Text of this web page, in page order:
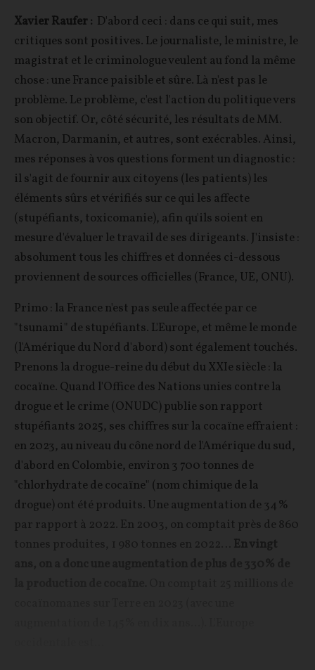
Xavier Raufer : D'abord ceci : dans ce qui suit, mes
critiques sont positives. Le journaliste, le ministre, le
magistrat et le criminologue veulent au fond la même
chose : une France paisible et sûre. Là n'est pas le
problème. Le problème, c'est l'action du politique vers
son objectif. Or, côté sécurité, les résultats de MM.
Macron, Darmanin, et autres, sont exécrables. Ainsi,
mes réponses à vos questions forment un diagnostic :
il s'agit de fournir aux citoyens (les patients) les
éléments sûrs et vérifiés sur ce qui les affecte
(stupéfiants, toxicomanie), afin qu'ils soient en
mesure d'évaluer le travail de ses dirigeants. J'insiste :
absolument tous les chiffres et données ci-dessous
proviennent de sources officielles (France, UE, ONU).
Primo : la France n'est pas seule affectée par ce
"tsunami" de stupéfiants. L'Europe, et même le monde
(l'Amérique du Nord d'abord) sont également touchés.
Prenons la drogue-reine du début du XXIe siècle : la
cocaïne. Quand l'Office des Nations unies contre la
drogue et le crime (ONUDC) publie son rapport
stupéfiants 2025, ses chiffres sur la cocaïne effraient :
en 2023, au niveau du cône nord de l'Amérique du sud,
d'abord en Colombie, environ 3 700 tonnes de
"chlorhydrate de cocaïne" (nom chimique de la
drogue) ont été produits. Une augmentation de 34%
par rapport à 2022. En 2003, on comptait près de 860